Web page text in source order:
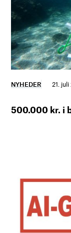
NYHEDER 21.
500.000 kr. i